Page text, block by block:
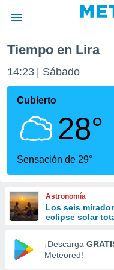
de
ha
que se
calidad.
a este
las
y
forma
digital
basada
Tiempo en Lira
14:23 Sábado
Cubierto
28°
Sensación de 29°
Astronomía
Los seis
eclipse solar
¡Descarga
Meteored!